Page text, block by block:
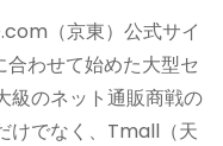
（京東）公式サイ
合わせて始めた大型セ
級のネット通販商戦の
けでなく、Tmall（天